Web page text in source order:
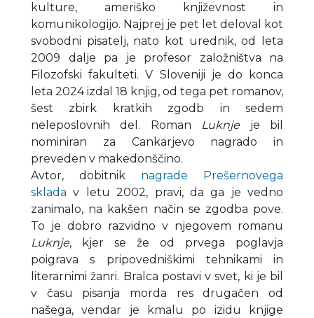
kulture, ameriško književnost in
komunikologijo. Najprej je pet let deloval kot
svobodni pisatelj, nato kot urednik, od leta
2009 dalje pa je profesor založništva na
Filozofski fakulteti. V Sloveniji je do konca
leta 2024 izdal 18 knjig, od tega pet romanov,
šest zbirk kratkih zgodb in sedem
neleposlovnih del. Roman Luknjeje bil
nominiran za Cankarjevo nagrado in
preveden v makedonščino.
Avtor, dobitnik nagrade Prešernovega
sklada v letu 2002, pravi, da ga je vedno
zanimalo, na kakšen način se zgodba pove.
To je dobro razvidno v njegovem romanu
Luknje, kjer se že od prvega poglavja
poigrava s pripovedniškimi tehnikami in
literarnimi žanri. Bralca postavi v svet, ki je bil
v času pisanja morda res drugačen od
našega, vendar je kmalu po izidu knjige